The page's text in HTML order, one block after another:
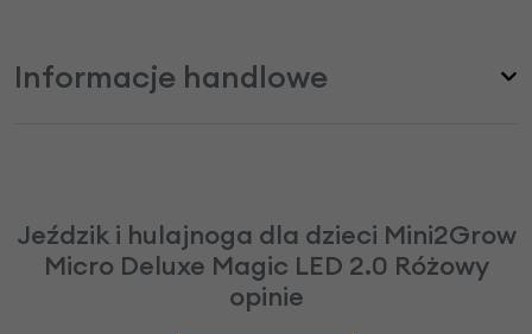
Informacje handlowe
Jeździk i hulajnoga dla dzieci Mini2Grow
Micro Deluxe Magic LED 2.0 Różowy
opinie